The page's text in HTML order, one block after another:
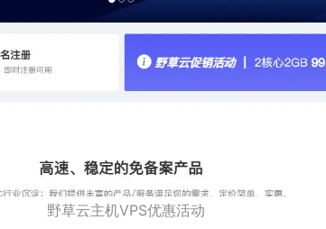
野草云主机VPS优惠活动